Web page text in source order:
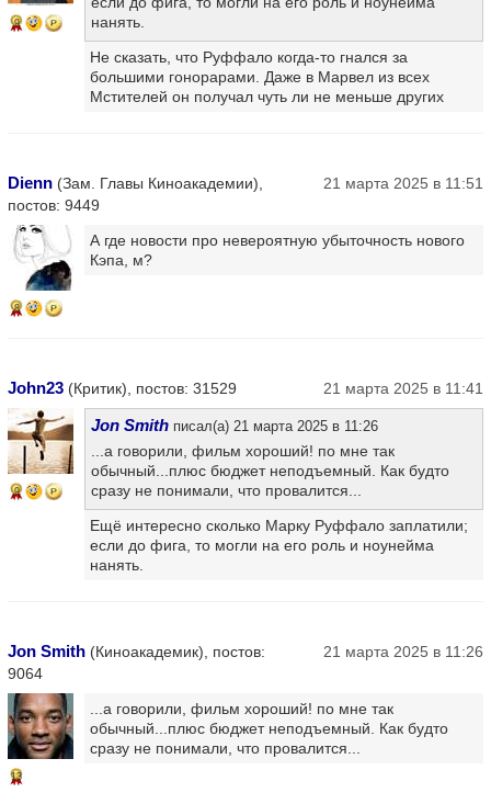
9
нанять.
Не сказать, что Руффало когда-то гнался за
большими гонорарами. Даже в Марвел из всех
Мстителей он получал чуть ли не меньше других
Dienn (Зам. Главы Киноакадемии),
постов: 9449
21 марта 2025 в 11:51
8
А где новости про невероятную убыточность нового
Кэпа, м?
John23 (Критик), постов: 31529 21 марта 2025 в 11:41
9
Jon Smith писал(а) 21 марта 2025 в 11:26
...а говорили, фильм хороший! по мне так
обычный...плюс бюджет неподъемный. Как будто
сразу не понимали, что провалится...
Ещё интересно сколько Марку Руффало заплатили;
если до фига, то могли на его роль и ноунейма
нанять.
Jon Smith (Киноакадемик), постов:
9064
21 марта 2025 в 11:26
13
...а говорили, фильм хороший! по мне так
обычный...плюс бюджет неподъемный. Как будто
сразу не понимали, что провалится...